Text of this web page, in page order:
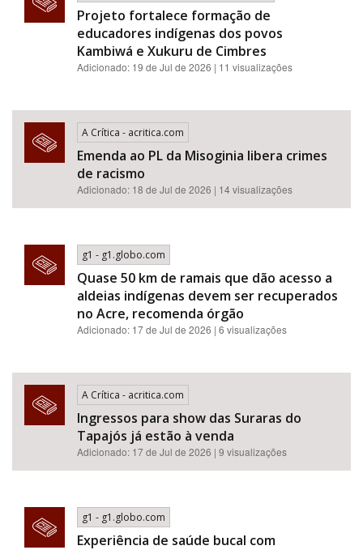
Projeto fortalece formação de
educadores indígenas dos povos
Kambiwá e Xukuru de Cimbres
Adicionado: 19 de Jul de 2026 | 11 visualizações
A Crítica - acritica.com
Emenda ao PL da Misoginia libera crimes
de racismo​​​​​​​​​​​​​​​​​​​​​​​​​​​​​​​​​​​​​​​​​​
Adicionado: 18 de Jul de 2026 | 14 visualizações
g1 - g1.globo.com
Quase 50 km de ramais que dão acesso a
aldeias indígenas devem ser recuperados
no Acre, recomenda órgão
Adicionado: 17 de Jul de 2026 | 6 visualizações
A Crítica - acritica.com
Ingressos para show das Suraras do
Tapajós já estão à venda
Adicionado: 17 de Jul de 2026 | 9 visualizações
g1 - g1.globo.com
Experiência de saúde bucal com